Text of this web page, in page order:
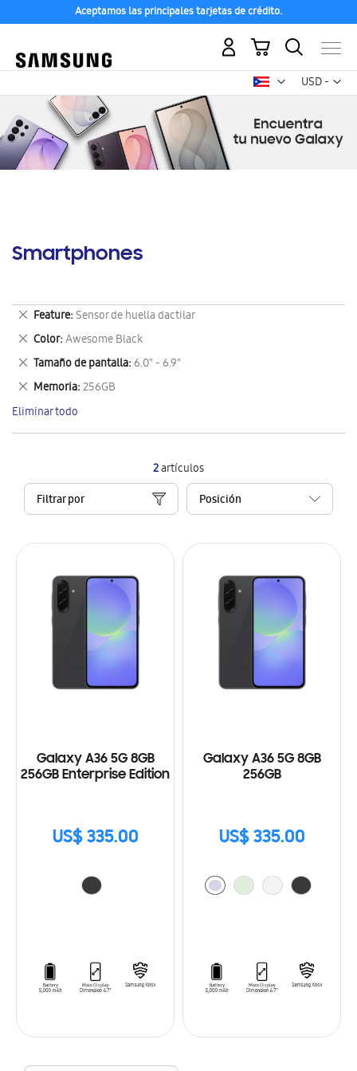
Aceptamos las principales tarjetas de crédito.
USD -
dólar
Mi carrito
Smartphones
2artículos
Filtrar por
Galaxy A36 5G 8GB
256GB Enterprise Edition
US$ 335.00
Galaxy A36 5G 8GB
256GB
US$ 335.00
Feature Sensor de huella dactilar
Eliminar
este
artículo
Color Awesome Black
Eliminar
este
artículo
Tamaño de pantalla 6.0" - 6.9"
Eliminar
este
artículo
Memoria 256GB
Eliminar
este
artículo
Eliminar todo